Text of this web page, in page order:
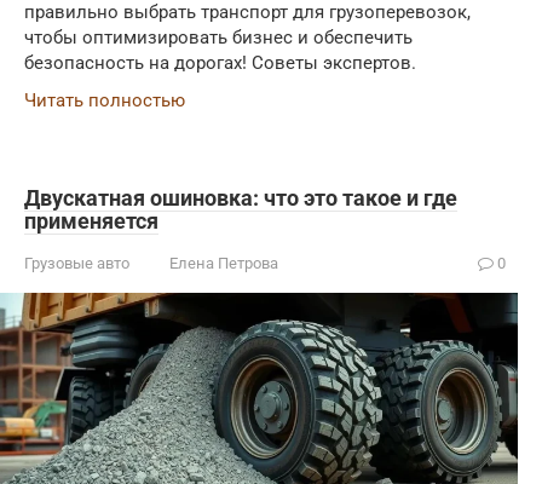
правильно выбрать транспорт для грузоперевозок,
чтобы оптимизировать бизнес и обеспечить
безопасность на дорогах! Советы экспертов.
Читать полностью
Двускатная ошиновка: что это такое и где
применяется
Грузовые авто Елена Петрова 0